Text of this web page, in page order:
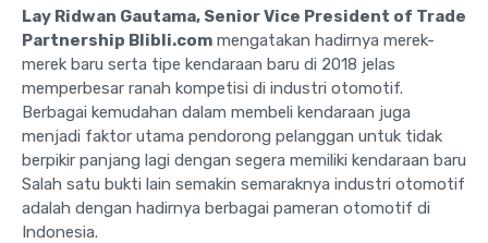
Lay Ridwan Gautama, Senior Vice President of Trade
Partnership Blibli.com mengatakan hadirnya merek-
merek baru serta tipe kendaraan baru di 2018 jelas
memperbesar ranah kompetisi di industri otomotif.
Berbagai kemudahan dalam membeli kendaraan juga
menjadi faktor utama pendorong pelanggan untuk tidak
berpikir panjang lagi dengan segera memiliki kendaraan baru
Salah satu bukti lain semakin semaraknya industri otomotif
adalah dengan hadirnya berbagai pameran otomotif di
Indonesia.